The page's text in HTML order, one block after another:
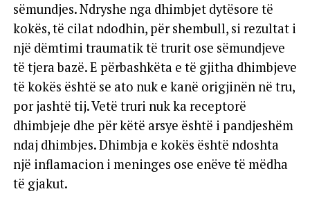
sëmundjes. Ndryshe nga dhimbjet dytësore të
kokës, të cilat ndodhin, për shembull, si rezultat i
një dëmtimi traumatik të trurit ose sëmundjeve
të tjera bazë. E përbashkëta e të gjitha dhimbjeve
të kokës është se ato nuk e kanë origjinën në tru,
por jashtë tij. Vetë truri nuk ka receptorë
dhimbjeje dhe për këtë arsye është i pandjeshëm
ndaj dhimbjes. Dhimbja e kokës është ndoshta
një inflamacion i meninges ose enëve të mëdha
të gjakut.